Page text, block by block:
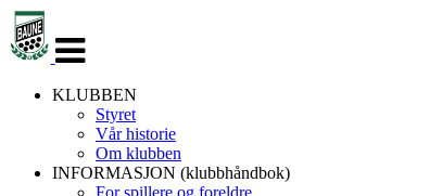
navigasjon
KLUBBEN
Styret
Vår historie
Om klubben
INFORMASJON (klubbhåndbok)
For spillere og foreldre